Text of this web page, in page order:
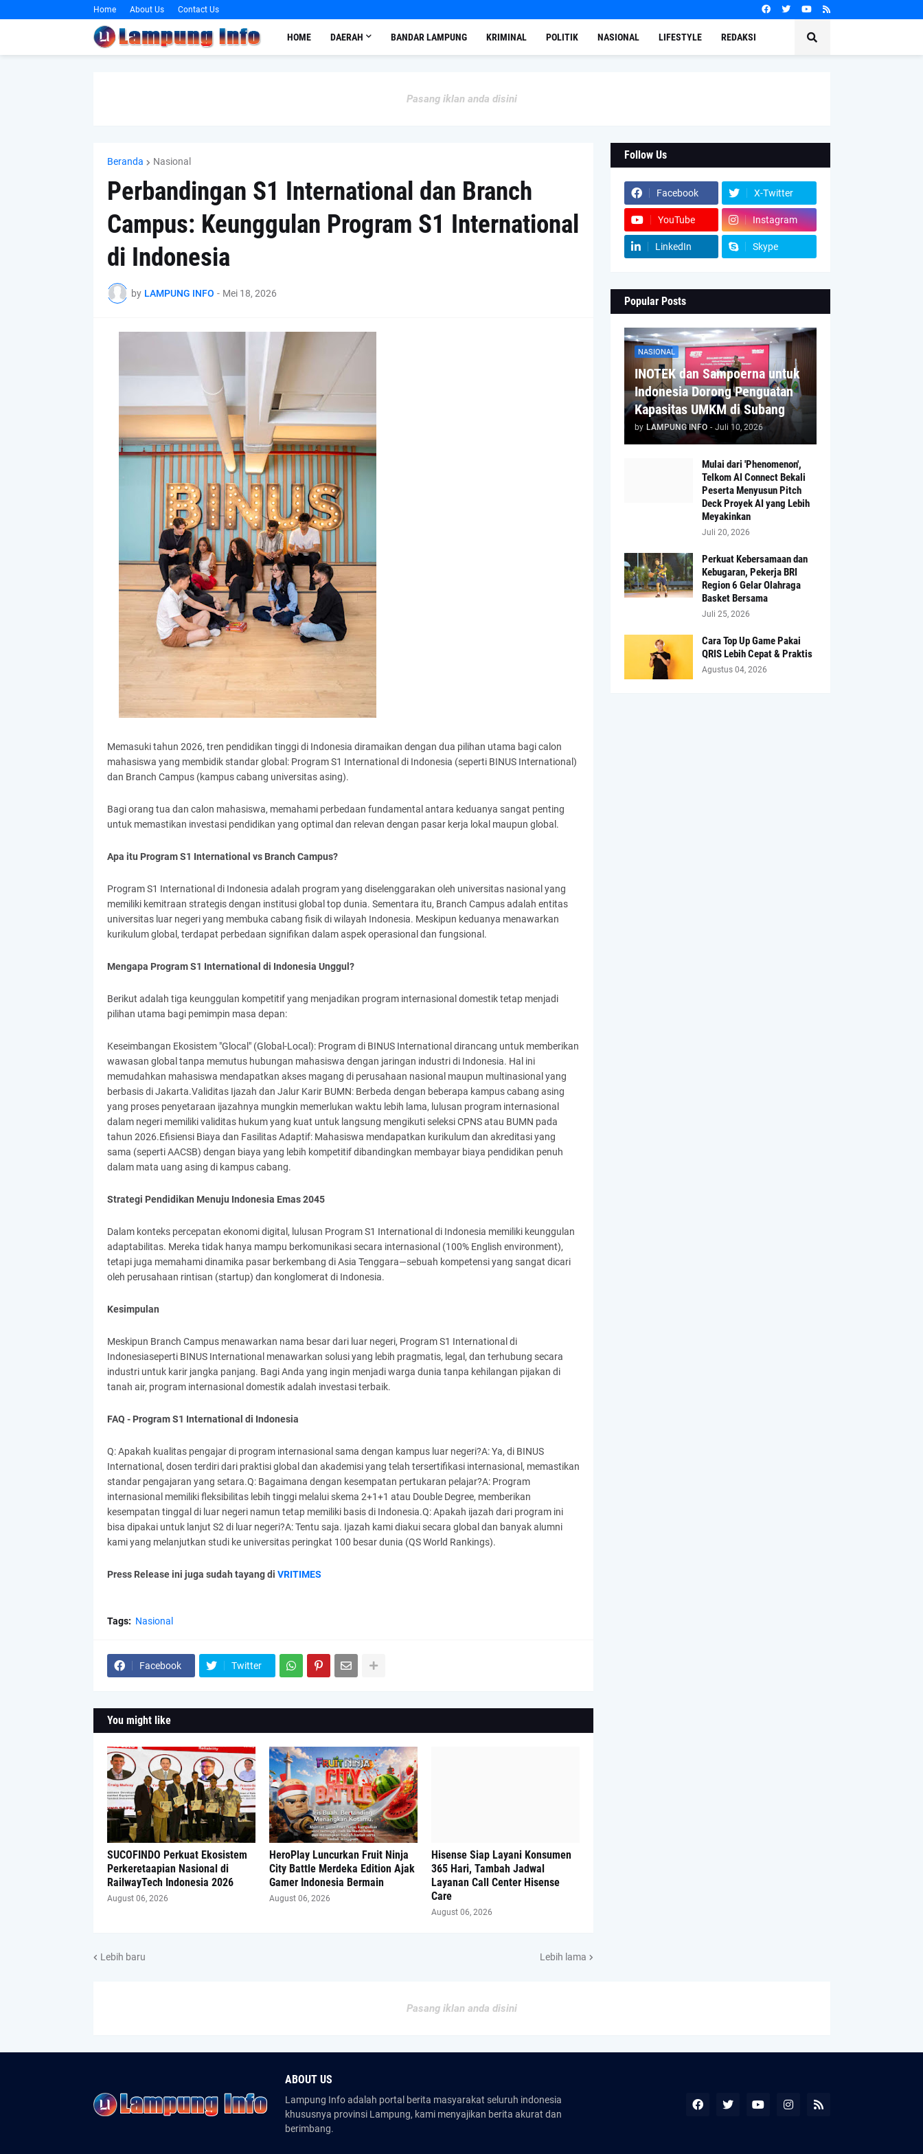
Home About Us Contact Us
HOME DAERAH BANDAR LAMPUNG KRIMINAL POLITIK NASIONAL LIFESTYLE REDAKSI
Pasang iklan anda disini
Beranda Nasional
Perbandingan S1 International dan Branch
Campus: Keunggulan Program S1 International
di Indonesia
by LAMPUNG INFO - Mei 18, 2026
Memasuki tahun 2026, tren pendidikan tinggi di Indonesia diramaikan dengan dua pilihan utama bagi calon
mahasiswa yang membidik standar global: Program S1 International di Indonesia (seperti BINUS International)
dan Branch Campus (kampus cabang universitas asing).
Bagi orang tua dan calon mahasiswa, memahami perbedaan fundamental antara keduanya sangat penting
untuk memastikan investasi pendidikan yang optimal dan relevan dengan pasar kerja lokal maupun global.
Apa itu Program S1 International vs Branch Campus?
Program S1 International di Indonesia adalah program yang diselenggarakan oleh universitas nasional yang
memiliki kemitraan strategis dengan institusi global top dunia. Sementara itu, Branch Campus adalah entitas
universitas luar negeri yang membuka cabang fisik di wilayah Indonesia. Meskipun keduanya menawarkan
kurikulum global, terdapat perbedaan signifikan dalam aspek operasional dan fungsional.
Mengapa Program S1 International di Indonesia Unggul?
Berikut adalah tiga keunggulan kompetitif yang menjadikan program internasional domestik tetap menjadi
pilihan utama bagi pemimpin masa depan:
Keseimbangan Ekosistem "Glocal" (Global-Local): Program di BINUS International dirancang untuk memberikan
wawasan global tanpa memutus hubungan mahasiswa dengan jaringan industri di Indonesia. Hal ini
memudahkan mahasiswa mendapatkan akses magang di perusahaan nasional maupun multinasional yang
berbasis di Jakarta.Validitas Ijazah dan Jalur Karir BUMN: Berbeda dengan beberapa kampus cabang asing
yang proses penyetaraan ijazahnya mungkin memerlukan waktu lebih lama, lulusan program internasional
dalam negeri memiliki validitas hukum yang kuat untuk langsung mengikuti seleksi CPNS atau BUMN pada
tahun 2026.Efisiensi Biaya dan Fasilitas Adaptif: Mahasiswa mendapatkan kurikulum dan akreditasi yang
sama (seperti AACSB) dengan biaya yang lebih kompetitif dibandingkan membayar biaya pendidikan penuh
dalam mata uang asing di kampus cabang.
Strategi Pendidikan Menuju Indonesia Emas 2045
Dalam konteks percepatan ekonomi digital, lulusan Program S1 International di Indonesia memiliki keunggulan
adaptabilitas. Mereka tidak hanya mampu berkomunikasi secara internasional (100% English environment),
tetapi juga memahami dinamika pasar berkembang di Asia Tenggara—sebuah kompetensi yang sangat dicari
oleh perusahaan rintisan (startup) dan konglomerat di Indonesia.
Kesimpulan
Meskipun Branch Campus menawarkan nama besar dari luar negeri, Program S1 International di
Indonesiaseperti BINUS International menawarkan solusi yang lebih pragmatis, legal, dan terhubung secara
industri untuk karir jangka panjang. Bagi Anda yang ingin menjadi warga dunia tanpa kehilangan pijakan di
tanah air, program internasional domestik adalah investasi terbaik.
FAQ - Program S1 International di Indonesia
Q: Apakah kualitas pengajar di program internasional sama dengan kampus luar negeri?A: Ya, di BINUS
International, dosen terdiri dari praktisi global dan akademisi yang telah tersertifikasi internasional, memastikan
standar pengajaran yang setara.Q: Bagaimana dengan kesempatan pertukaran pelajar?A: Program
internasional memiliki fleksibilitas lebih tinggi melalui skema 2+1+1 atau Double Degree, memberikan
kesempatan tinggal di luar negeri namun tetap memiliki basis di Indonesia.Q: Apakah ijazah dari program ini
bisa dipakai untuk lanjut S2 di luar negeri?A: Tentu saja. Ijazah kami diakui secara global dan banyak alumni
kami yang melanjutkan studi ke universitas peringkat 100 besar dunia (QS World Rankings).
Press Release ini juga sudah tayang di VRITIMES
Tags: Nasional
Facebook Twitter
You might like
SUCOFINDO Perkuat Ekosistem
Perkeretaapian Nasional di
RailwayTech Indonesia 2026
August 06, 2026
HeroPlay Luncurkan Fruit Ninja
City Battle Merdeka Edition Ajak
Gamer Indonesia Bermain
August 06, 2026
Hisense Siap Layani Konsumen
365 Hari, Tambah Jadwal
Layanan Call Center Hisense
Care
August 06, 2026
Lebih baru Lebih lama
Follow Us
Facebook X-Twitter
YouTube Instagram
LinkedIn Skype
Popular Posts
NASIONAL
INOTEK dan Sampoerna untuk
Indonesia Dorong Penguatan
Kapasitas UMKM di Subang
by LAMPUNG INFO - Juli 10, 2026
Mulai dari 'Phenomenon',
Telkom AI Connect Bekali
Peserta Menyusun Pitch
Deck Proyek AI yang Lebih
Meyakinkan
Juli 20, 2026
Perkuat Kebersamaan dan
Kebugaran, Pekerja BRI
Region 6 Gelar Olahraga
Basket Bersama
Juli 25, 2026
Cara Top Up Game Pakai
QRIS Lebih Cepat & Praktis
Agustus 04, 2026
Pasang iklan anda disini
ABOUT US
Lampung Info adalah portal berita masyarakat seluruh indonesia
khususnya provinsi Lampung, kami menyajikan berita akurat dan
berimbang.